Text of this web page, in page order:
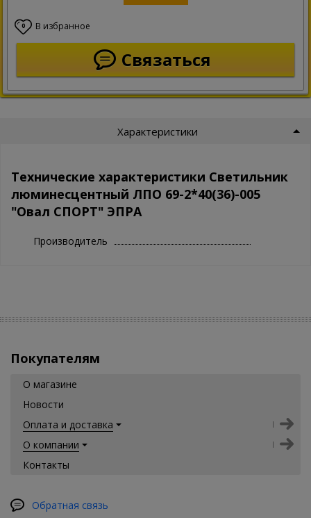
0 В избранное
Связаться
Характеристики
Технические характеристики Светильник
люминесцентный ЛПО 69-2*40(36)-005
"Овал СПОРТ" ЭПРА
Производитель
Покупателям
О магазине
Новости
Оплата и доставка
О компании
Контакты
Обратная связь